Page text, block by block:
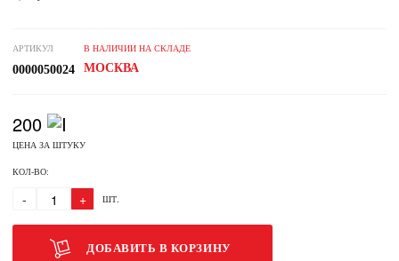
АРТИКУЛ
0000050024
В НАЛИЧИИ НА СКЛАДЕ
МОСКВА
200
ЦЕНА ЗА ШТУКУ
КОЛ-ВО:
- + ШТ.
ДОБАВИТЬ В КОРЗИНУ